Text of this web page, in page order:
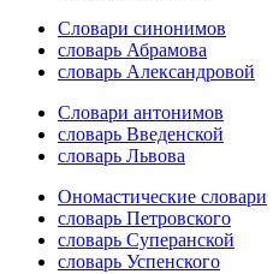
Словари синонимов
словарь Абрамова
словарь Александровой
Словари антонимов
словарь Введенской
словарь Львова
Ономастические словари
словарь Петровского
словарь Суперанской
словарь Успенского